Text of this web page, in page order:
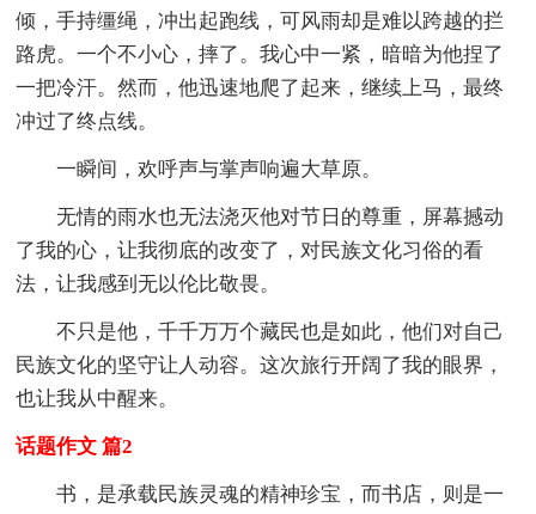
倾，手持缰绳，冲出起跑线，可风雨却是难以跨越的拦
路虎。一个不小心，摔了。我心中一紧，暗暗为他捏了
一把冷汗。然而，他迅速地爬了起来，继续上马，最终
冲过了终点线。
一瞬间，欢呼声与掌声响遍大草原。
无情的雨水也无法浇灭他对节日的尊重，屏幕撼动
了我的心，让我彻底的改变了，对民族文化习俗的看
法，让我感到无以伦比敬畏。
不只是他，千千万万个藏民也是如此，他们对自己
民族文化的坚守让人动容。这次旅行开阔了我的眼界，
也让我从中醒来。
话题作文 篇2
书，是承载民族灵魂的精神珍宝，而书店，则是一